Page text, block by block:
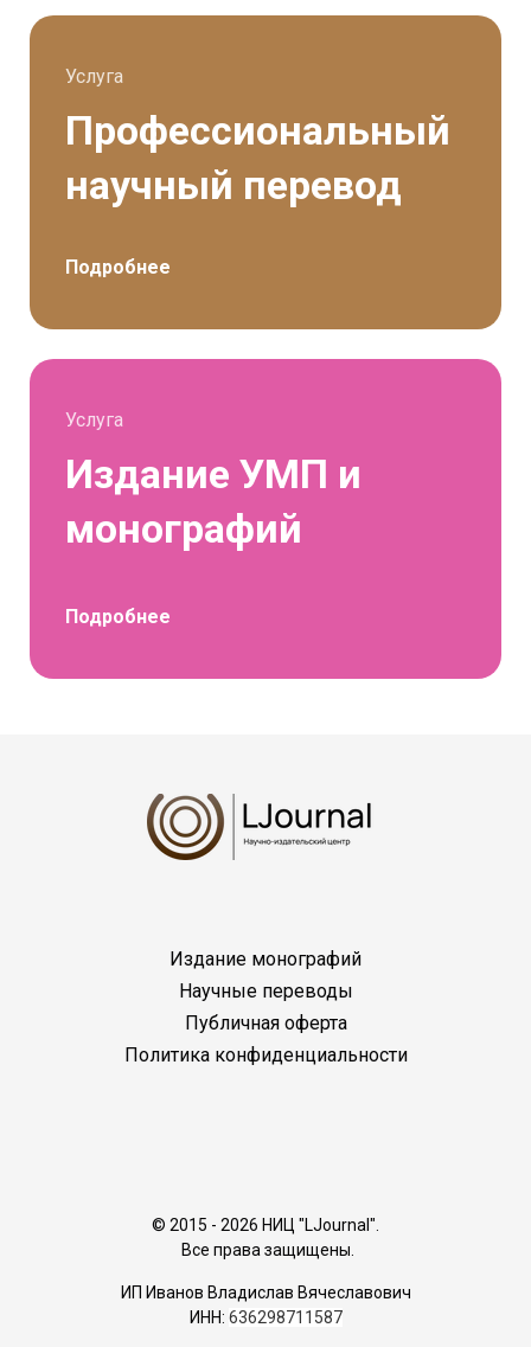
Услуга
Профессиональный
научный перевод
Подробнее
Услуга
Издание УМП и
монографий
Подробнее
Издание монографий
Научные переводы
Публичная оферта
Политика конфиденциальности
© 2015 - 2026 НИЦ "LJournal".
Все права защищены.
ИП Иванов Владислав Вячеславович
ИНН: 636298711587